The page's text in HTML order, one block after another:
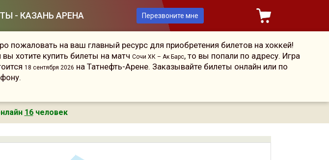
- КАЗАНЬ АРЕНА Перезвоните мне
пожаловать на ваш главный ресурс для приобретения билетов на хоккей!
вы хотите купить билеты на матчСочи ХК – Ак Барс, то вы попали по адресу. Игра
18 сентября 2026 на Татнефть-Арене. Заказывайте билеты онлайн или по
16человек